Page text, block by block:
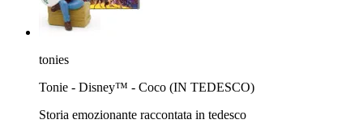
tonies
Tonie - Disney™ - Coco (IN TEDESCO)
Storia emozionante raccontata in tedesco